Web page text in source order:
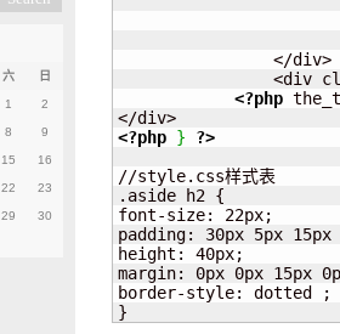
<div
<?php
<?php }
?>
//style.css样式表
.aside h2 {
font-size: 22px;
padding: 30px 5px 15px
height: 40px;
margin: 0px 0px 15px
border-style: dotted ;
}
六 日
1 2
8 9
15 16
22 23
29 30